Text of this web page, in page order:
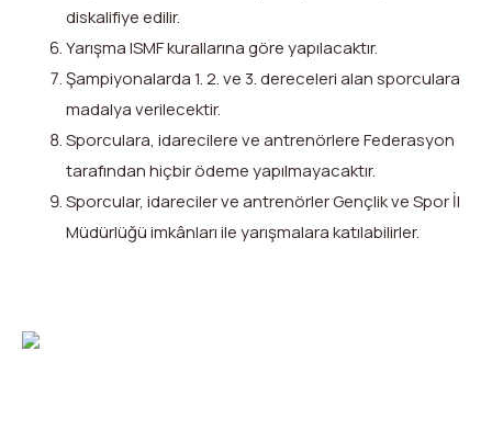
diskalifiye edilir.
Yarışma ISMF kurallarına göre yapılacaktır.
Şampiyonalarda 1. 2. ve 3. dereceleri alan sporculara
madalya verilecektir.
Sporculara, idarecilere ve antrenörlere Federasyon
tarafından hiçbir ödeme yapılmayacaktır.
Sporcular, idareciler ve antrenörler Gençlik ve Spor İl
Müdürlüğü imkânları ile yarışmalara katılabilirler.